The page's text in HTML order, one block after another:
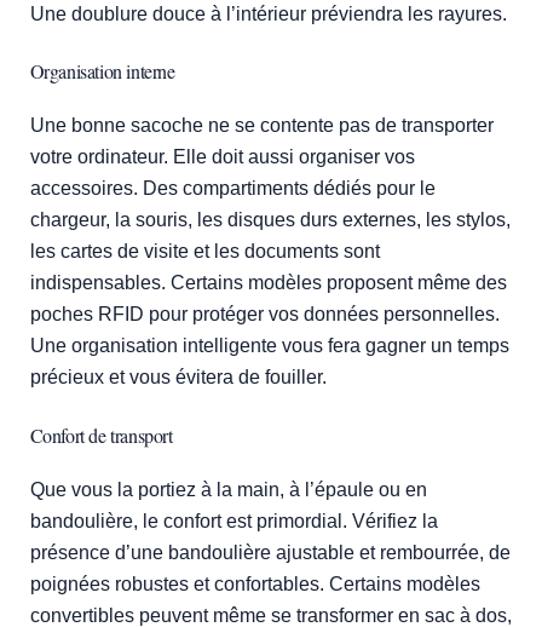
Une doublure douce à l’intérieur préviendra les rayures.
Organisation interne
Une bonne sacoche ne se contente pas de transporter
votre ordinateur. Elle doit aussi organiser vos
accessoires. Des compartiments dédiés pour le
chargeur, la souris, les disques durs externes, les stylos,
les cartes de visite et les documents sont
indispensables. Certains modèles proposent même des
poches RFID pour protéger vos données personnelles.
Une organisation intelligente vous fera gagner un temps
précieux et vous évitera de fouiller.
Confort de transport
Que vous la portiez à la main, à l’épaule ou en
bandoulière, le confort est primordial. Vérifiez la
présence d’une bandoulière ajustable et rembourrée, de
poignées robustes et confortables. Certains modèles
convertibles peuvent même se transformer en sac à dos,